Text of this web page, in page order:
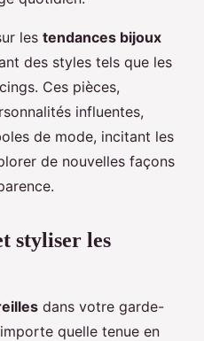
les tendances bijoux
des styles tels que les
Ces pièces,
influentes,
de mode, incitant les
de nouvelles façons
styliser les
dans votre garde-
quelle tenue en